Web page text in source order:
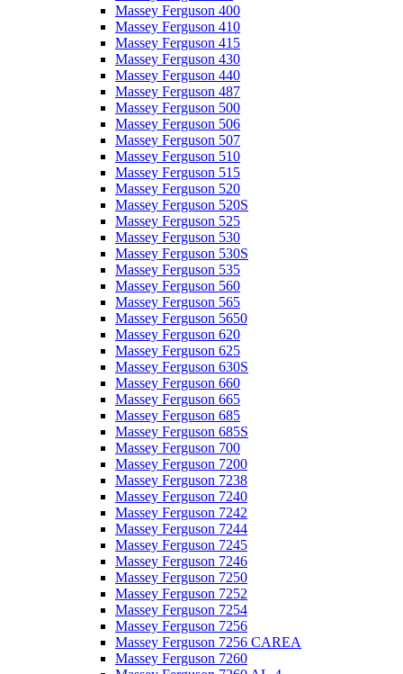
Massey Ferguson 400
Massey Ferguson 410
Massey Ferguson 415
Massey Ferguson 430
Massey Ferguson 440
Massey Ferguson 487
Massey Ferguson 500
Massey Ferguson 506
Massey Ferguson 507
Massey Ferguson 510
Massey Ferguson 515
Massey Ferguson 520
Massey Ferguson 520S
Massey Ferguson 525
Massey Ferguson 530
Massey Ferguson 530S
Massey Ferguson 535
Massey Ferguson 560
Massey Ferguson 565
Massey Ferguson 5650
Massey Ferguson 620
Massey Ferguson 625
Massey Ferguson 630S
Massey Ferguson 660
Massey Ferguson 665
Massey Ferguson 685
Massey Ferguson 685S
Massey Ferguson 700
Massey Ferguson 7200
Massey Ferguson 7238
Massey Ferguson 7240
Massey Ferguson 7242
Massey Ferguson 7244
Massey Ferguson 7245
Massey Ferguson 7246
Massey Ferguson 7250
Massey Ferguson 7252
Massey Ferguson 7254
Massey Ferguson 7256
Massey Ferguson 7256 CAREA
Massey Ferguson 7260